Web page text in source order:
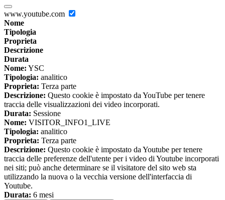
www.youtube.com
Nome
Tipologia
Proprieta
Descrizione
Durata
Nome: YSC
Tipologia: analitico
Proprieta: Terza parte
Descrizione: Questo cookie è impostato da YouTube per tenere
traccia delle visualizzazioni dei video incorporati.
Durata: Sessione
Nome: VISITOR_INFO1_LIVE
Tipologia: analitico
Proprieta: Terza parte
Descrizione: Questo cookie è impostato da Youtube per tenere
traccia delle preferenze dell'utente per i video di Youtube incorporati
nei siti; può anche determinare se il visitatore del sito web sta
utilizzando la nuova o la vecchia versione dell'interfaccia di
Youtube.
Durata: 6 mesi